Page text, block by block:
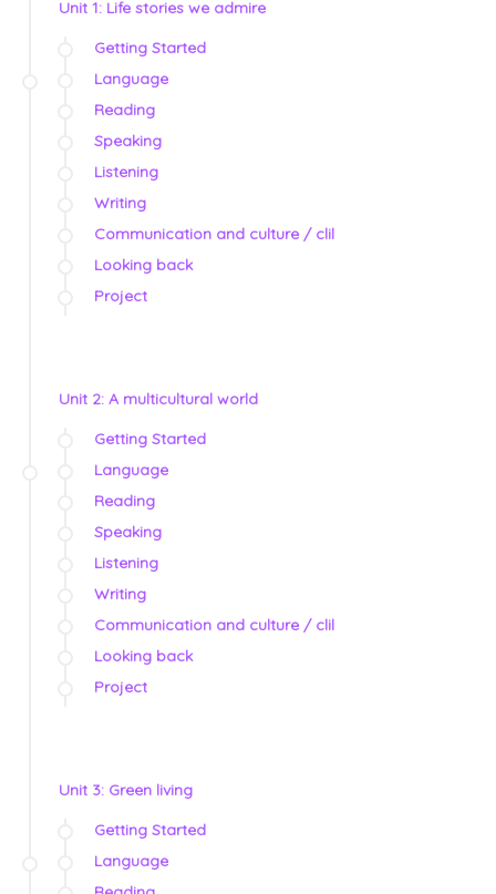
Unit 1: Life stories we admire
Getting Started
Language
Reading
Speaking
Listening
Writing
Communication and culture / clil
Looking back
Project
Unit 2: A multicultural world
Getting Started
Language
Reading
Speaking
Listening
Writing
Communication and culture / clil
Looking back
Project
Unit 3: Green living
Getting Started
Language